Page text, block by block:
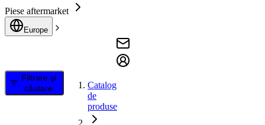
Piese aftermarket
Europe
Filtrare și
căutare
Catalog
de
produse